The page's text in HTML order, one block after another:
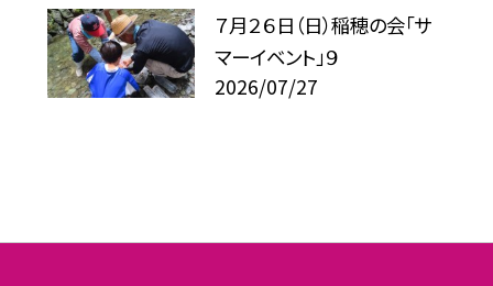
７月２６日（日）稲穂の会「サ
マーイベント」９
2026/07/27